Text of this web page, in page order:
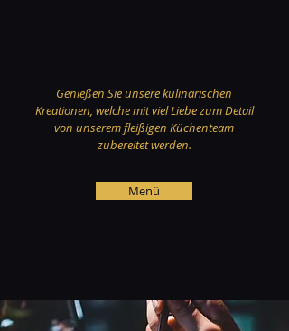
Genießen Sie unsere kulinarischen
Kreationen, welche mit viel Liebe zum Detail
von unserem fleißigen Küchenteam
zubereitet werden.
Menü